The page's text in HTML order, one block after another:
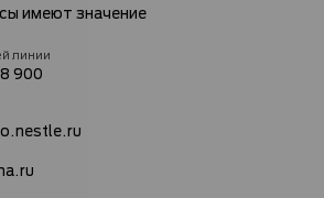
имеют значение
линии
900